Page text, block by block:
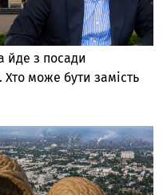
йде з посади
Хто може бути замість